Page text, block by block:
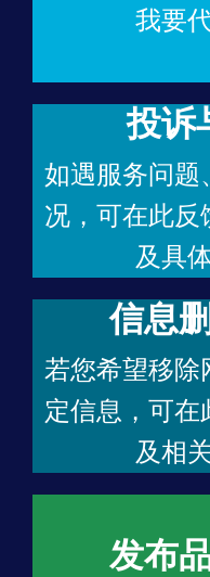
我要
投诉
如遇服务问题
况，可在此反
及具
信息
若您希望移除
定信息，可
及相
发布